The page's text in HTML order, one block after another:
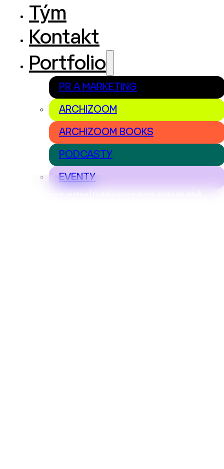
Nastavení cookies | Prohlášení o ochraně osobních údajů
Tým
Kontakt
Portfolio
PR A MARKETING
ARCHIZOOM
ARCHIZOOM BOOKS
PODCASTY
EVENTY